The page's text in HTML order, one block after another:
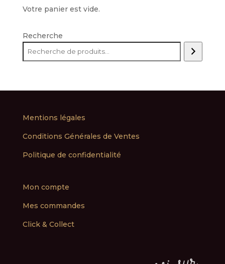
Votre panier est vide.
Recherche
Mentions légales
Conditions Générales de Ventes
Politique de confidentialité
Mon compte
Mes commandes
Click & Collect